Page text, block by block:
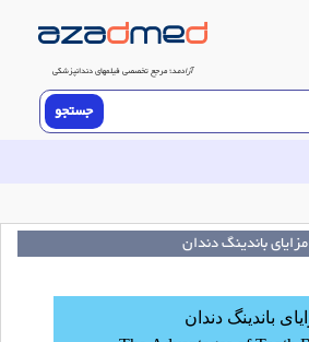
آزادمد؛ مرجع تخصصی فیلم‎‏های دندانپزشکی
مزایای باندینگ دندان